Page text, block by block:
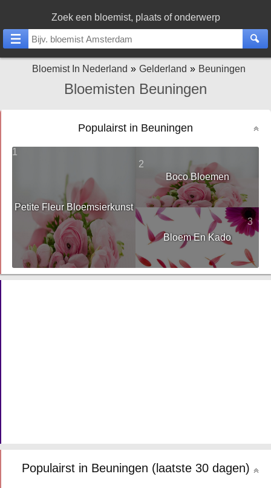
Zoek een bloemist, plaats of onderwerp
Bloemist In Nederland Gelderland Beuningen
Bloemisten Beuningen
Populairst in Beuningen
1
Petite Fleur Bloemsierkunst
2
Boco Bloemen
3
Bloem En Kado
Populairst in Beuningen (laatste 30 dagen)